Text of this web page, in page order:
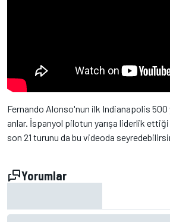
Fernando Alonso'nun ilk Indianapolis 500
anlar. İspanyol pilotun yarışa liderlik
son 21 turunu da bu videoda
Yorumlar